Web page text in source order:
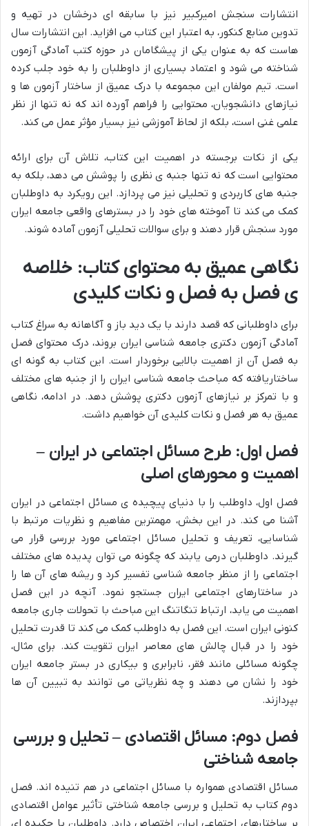
انتشارات سنجش امیرکبیر نیز با سابقه ای درخشان در تهیه و
تدوین منابع کنکور، به اعتبار این کتاب می افزاید. این انتشارات سال
هاست که به عنوان یکی از پیشگامان در حوزه کتب آمادگی آزمون
شناخته می شود و اعتماد بسیاری از داوطلبان را به خود جلب کرده
است. تیم مولفان این مجموعه با درک عمیق از ساختار آزمون ها و
نیازهای دانشجویان، محتوایی را فراهم آورده اند که نه تنها از نظر
علمی غنی است، بلکه از لحاظ آموزشی نیز بسیار مؤثر عمل می کند.
یکی از نکات برجسته در اهمیت این کتاب، تلاش آن برای ارائه
محتوایی است که نه تنها جنبه ی نظری را پوشش می دهد، بلکه به
جنبه های کاربردی و تحلیلی نیز می پردازد. این رویکرد به داوطلبان
کمک می کند تا آموخته های خود را در بسترهای واقعی جامعه ایران
مورد سنجش قرار دهند و برای سوالات تحلیلی آزمون آماده شوند.
نگاهی عمیق به محتوای کتاب: خلاصه
ی فصل به فصل و نکات کلیدی
برای داوطلبانی که قصد دارند با یک دید باز و آگاهانه به سراغ کتاب
آمادگی آزمون دکتری جامعه شناسی ایران بروند، درک محتوای فصل
به فصل آن از اهمیت بالایی برخوردار است. این کتاب به گونه ای
ساختاریافته که مباحث جامعه شناسی ایران را از جنبه های مختلف
و با تمرکز بر نیازهای آزمون دکتری پوشش دهد. در ادامه، نگاهی
عمیق به هر فصل و نکات کلیدی آن خواهیم داشت.
فصل اول: طرح مسائل اجتماعی در ایران –
اهمیت و محورهای اصلی
فصل اول، داوطلب را با دنیای پیچیده ی مسائل اجتماعی در ایران
آشنا می کند. در این بخش، مهمترین مفاهیم و نظریات مرتبط با
شناسایی، تعریف و تحلیل مسائل اجتماعی مورد بررسی قرار می
گیرند. داوطلبان درمی یابند که چگونه می توان پدیده های مختلف
اجتماعی را از منظر جامعه شناسی تفسیر کرد و ریشه های آن ها را
در ساختارهای اجتماعی ایران جستجو نمود. آنچه در این فصل
اهمیت می یابد، ارتباط تنگاتنگ این مباحث با تحولات جاری جامعه
کنونی ایران است. این فصل به داوطلب کمک می کند تا قدرت تحلیل
خود را در قبال چالش های معاصر ایران تقویت کند. برای مثال،
چگونه مسائلی مانند فقر، نابرابری و بیکاری در بستر جامعه ایران
خود را نشان می دهند و چه نظریاتی می توانند به تبیین آن ها
بپردازند.
فصل دوم: مسائل اقتصادی – تحلیل و بررسی
جامعه شناختی
مسائل اقتصادی همواره با مسائل اجتماعی در هم تنیده اند. فصل
دوم کتاب به تحلیل و بررسی جامعه شناختی تأثیر عوامل اقتصادی